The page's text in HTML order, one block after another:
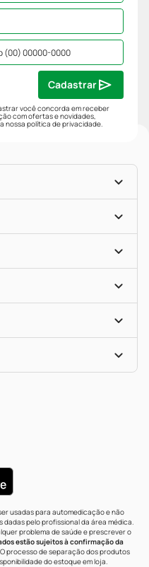
você concorda em receber
com ofertas e novidades,
nossapolítica de privacidade.
Cadastrar
usadas para automedicação e não
pelo profissional da área médica.
problema de saúde e prescrever o
estão sujeitos à confirmação da
O processo de separação dos produtos
do estoque em loja.